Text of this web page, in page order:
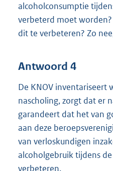
alcoholconsumptie
verbeterd moet
dit te verbeteren? Zo
Antwoord 4
De KNOV inventariseert
nascholing, zorgt dat er
garandeert dat het van
aan deze
van verloskundigen
alcoholgebruik tijdens
verbeteren.